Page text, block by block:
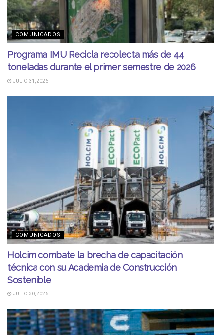
COMUNICADOS
Programa IMU Recicla recolecta más de 44
toneladas durante el primer semestre de 2026
JULIO 31, 2026
COMUNICADOS
Holcim combate la brecha de capacitación
técnica con su Academia de Construcción
Sostenible
JULIO 30, 2026